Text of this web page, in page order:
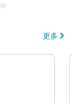
更多